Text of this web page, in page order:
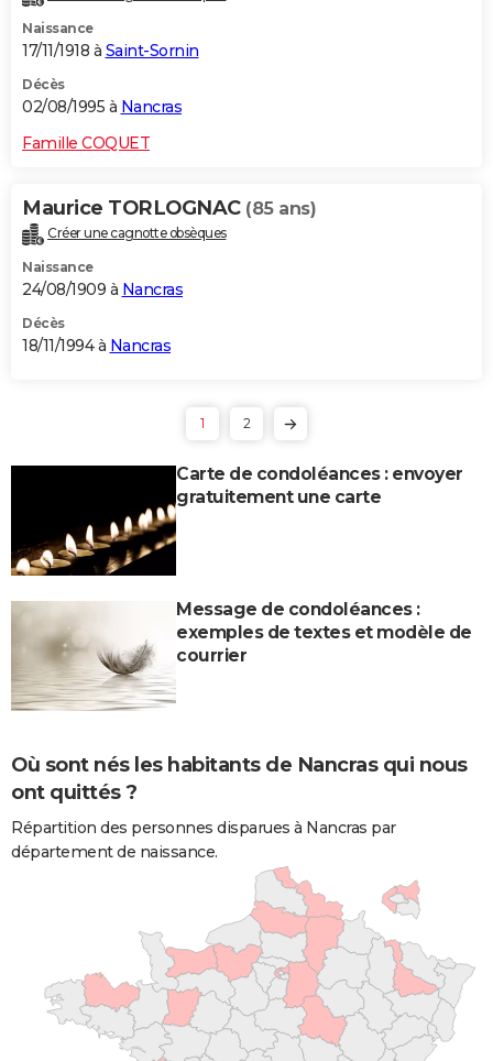
Naissance
17/11/1918 à Saint-Sornin
Décès
02/08/1995 à Nancras
Famille COQUET
Maurice TORLOGNAC (85 ans)
Créer une cagnotte obsèques
Naissance
24/08/1909 à Nancras
Décès
18/11/1994 à Nancras
1 2
Carte de condoléances : envoyer
gratuitement une carte
Message de condoléances :
exemples de textes et modèle de
courrier
Où sont nés les habitants de Nancras qui nous
ont quittés ?
Répartition des personnes disparues à Nancras par
département de naissance.